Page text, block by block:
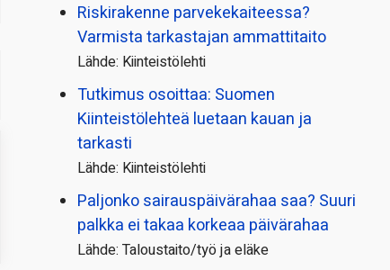
Riskirakenne parvekekaiteessa?
Varmista tarkastajan ammattitaito
Lähde: Kiinteistölehti
Tutkimus osoittaa: Suomen
Kiinteistölehteä luetaan kauan ja
tarkasti
Lähde: Kiinteistölehti
Paljonko sairauspäivä­rahaa saa? Suuri
palkka ei takaa korkeaa päivärahaa
Lähde: Taloustaito/työ ja eläke